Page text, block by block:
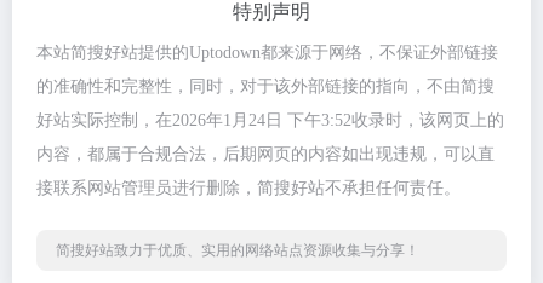
特别声明
本站简搜好站提供的Uptodown都来源于网络，不保证外部链接
的准确性和完整性，同时，对于该外部链接的指向，不由简搜
好站实际控制，在2026年1月24日 下午3:52收录时，该网页上的
内容，都属于合规合法，后期网页的内容如出现违规，可以直
接联系网站管理员进行删除，简搜好站不承担任何责任。
简搜好站致力于优质、实用的网络站点资源收集与分享！